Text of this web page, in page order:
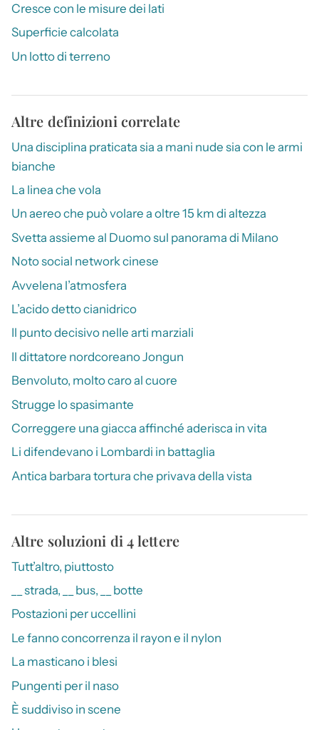
Cresce con le misure dei lati
Superficie calcolata
Un lotto di terreno
Altre definizioni correlate
Una disciplina praticata sia a mani nude sia con le armi
bianche
La linea che vola
Un aereo che può volare a oltre 15 km di altezza
Svetta assieme al Duomo sul panorama di Milano
Noto social network cinese
Avvelena l’atmosfera
L’acido detto cianidrico
Il punto decisivo nelle arti marziali
Il dittatore nordcoreano Jongun
Benvoluto, molto caro al cuore
Strugge lo spasimante
Correggere una giacca affinché aderisca in vita
Li difendevano i Lombardi in battaglia
Antica barbara tortura che privava della vista
Altre soluzioni di 4 lettere
Tutt’altro, piuttosto
__ strada, __ bus, __ botte
Postazioni per uccellini
Le fanno concorrenza il rayon e il nylon
La masticano i blesi
Pungenti per il naso
È suddiviso in scene